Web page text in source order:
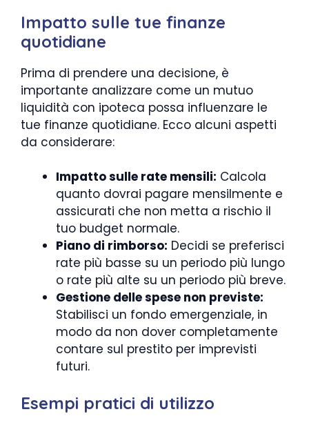
Impatto sulle tue finanze
quotidiane
Prima di prendere una decisione, è
importante analizzare come un mutuo
liquidità con ipoteca possa influenzare le
tue finanze quotidiane. Ecco alcuni aspetti
da considerare:
Impatto sulle rate mensili: Calcola
quanto dovrai pagare mensilmente e
assicurati che non metta a rischio il
tuo budget normale.
Piano di rimborso: Decidi se preferisci
rate più basse su un periodo più lungo
o rate più alte su un periodo più breve.
Gestione delle spese non previste:
Stabilisci un fondo emergenziale, in
modo da non dover completamente
contare sul prestito per imprevisti
futuri.
Esempi pratici di utilizzo